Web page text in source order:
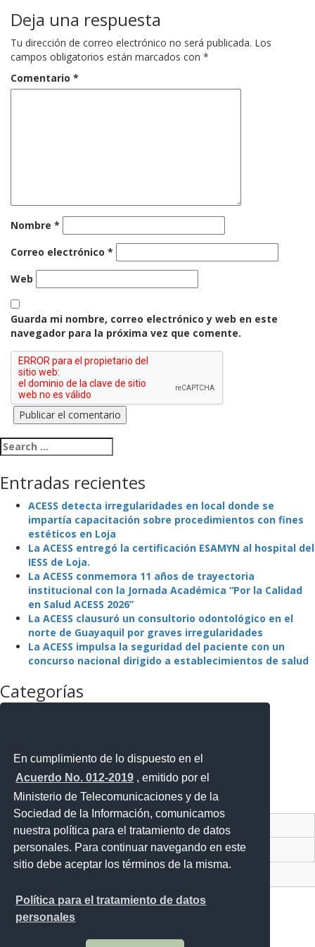
En cumplimiento de lo dispuesto en el
Acuerdo No. 012-2019 , emitido por el
Ministerio de Telecomunicaciones y de la
Sociedad de la Información, comunicamos
nuestra política para el tratamiento de datos
personales. Para continuar navegando en este
sitio debe aceptar los términos de la misma.
Política para el tratamiento de datos
personales
Deja una respuesta
Tu dirección de correo electrónico no será publicada. Los
campos obligatorios están marcados con *
Comentario *
Nombre *
Correo electrónico *
Web
Guarda mi nombre, correo electrónico y web en este
navegador para la próxima vez que comente.
Search for:
Entradas recientes
ACESS detecta irregularidades en local donde se
impartía capacitación sobre procedimientos con fines
estéticos en Loja
La ACESS entregó la certificación ESAMYN al hospital del
IESS de Loja.
La ACESS conmemora 11 años de trayectoria
institucional con la Jornada Académica “Por la Calidad
en Salud ACESS 2026”
La ACESS clausuró un consultorio odontológico en el
norte de Guayaquil por graves irregularidades
La ACESS impulsa la seguridad del paciente con un
concurso nacional dirigido a establecimientos de salud
Categorías
Noticias
Noticias Destacadas
Programas y Servicios
Sin categoría
Contacto Ciudadano Digital
Portal Trámites Ciudadanos
Sistema Nacional de Información (SNI)
Av. Lira Ňan entre Amaru Ňan y Quitumbe Ñan